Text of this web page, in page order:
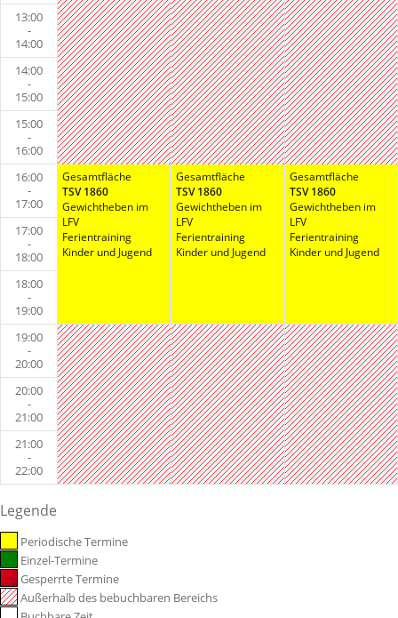
13:00
-
14:00
14:00
-
15:00
15:00
-
16:00
16:00
-
17:00
17:00
-
18:00
18:00
-
19:00
19:00
-
20:00
20:00
-
21:00
21:00
-
22:00
Gesamtfläche
TSV 1860
Gewichtheben im
LFV
Ferientraining
Kinder und Jugend
Gesamtfläche
TSV 1860
Gewichtheben im
LFV
Ferientraining
Kinder und Jugend
Gesamtfläche
TSV 1860
Gewichtheben im
LFV
Ferientraining
Kinder und Jugend
Legende
Periodische Termine
Einzel-Termine
Gesperrte Termine
Außerhalb des bebuchbaren Bereichs